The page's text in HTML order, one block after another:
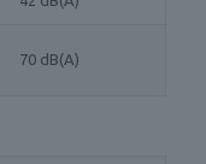
70 dB(A)